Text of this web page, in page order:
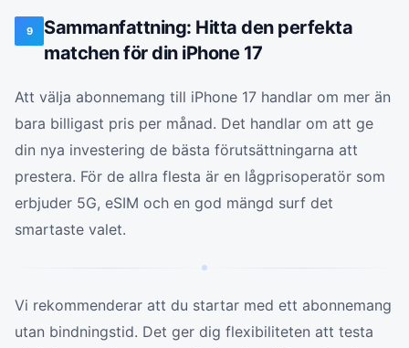
9
Sammanfattning: Hitta den perfekta
matchen för din iPhone 17
Att välja abonnemang till iPhone 17 handlar om mer än
bara billigast pris per månad. Det handlar om att ge
din nya investering de bästa förutsättningarna att
prestera. För de allra flesta är en lågprisoperatör som
erbjuder 5G, eSIM och en god mängd surf det
smartaste valet.
Vi rekommenderar att du startar med ett abonnemang
utan bindningstid. Det ger dig flexibiliteten att testa